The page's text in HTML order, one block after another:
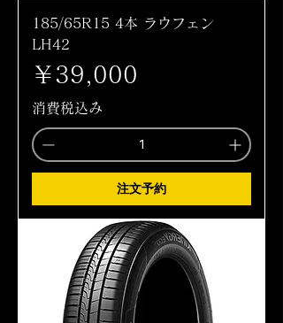
185/65R15 4本 ラウフェン
LH42
価格
￥39,000
消費税込み
注文予約